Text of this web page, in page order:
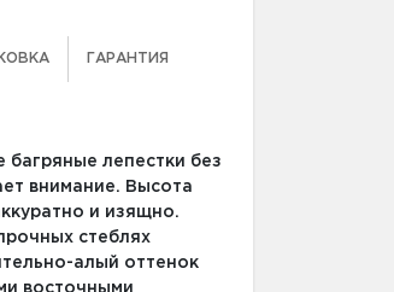
ГАРАНТИЯ
лепестки без
внимание. Высота
и изящно.
стеблях
алый оттенок
восточными